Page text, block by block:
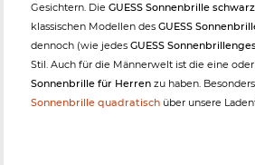
Gesichtern. Die GUESS Sonnenbrille
klassischen Modellen des GUESS
dennoch (wie jedes GUESS
Stil. Auch für die Männerwelt ist die eine
Sonnenbrille für Herren zu haben.
Sonnenbrille quadratisch über unsere